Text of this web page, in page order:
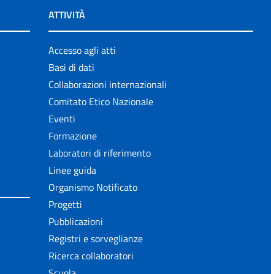
ATTIVITÀ
Accesso agli atti
Basi di dati
Collaborazioni internazionali
Comitato Etico Nazionale
Eventi
Formazione
Laboratori di riferimento
Linee guida
Organismo Notificato
Progetti
Pubblicazioni
Registri e sorveglianze
Ricerca collaboratori